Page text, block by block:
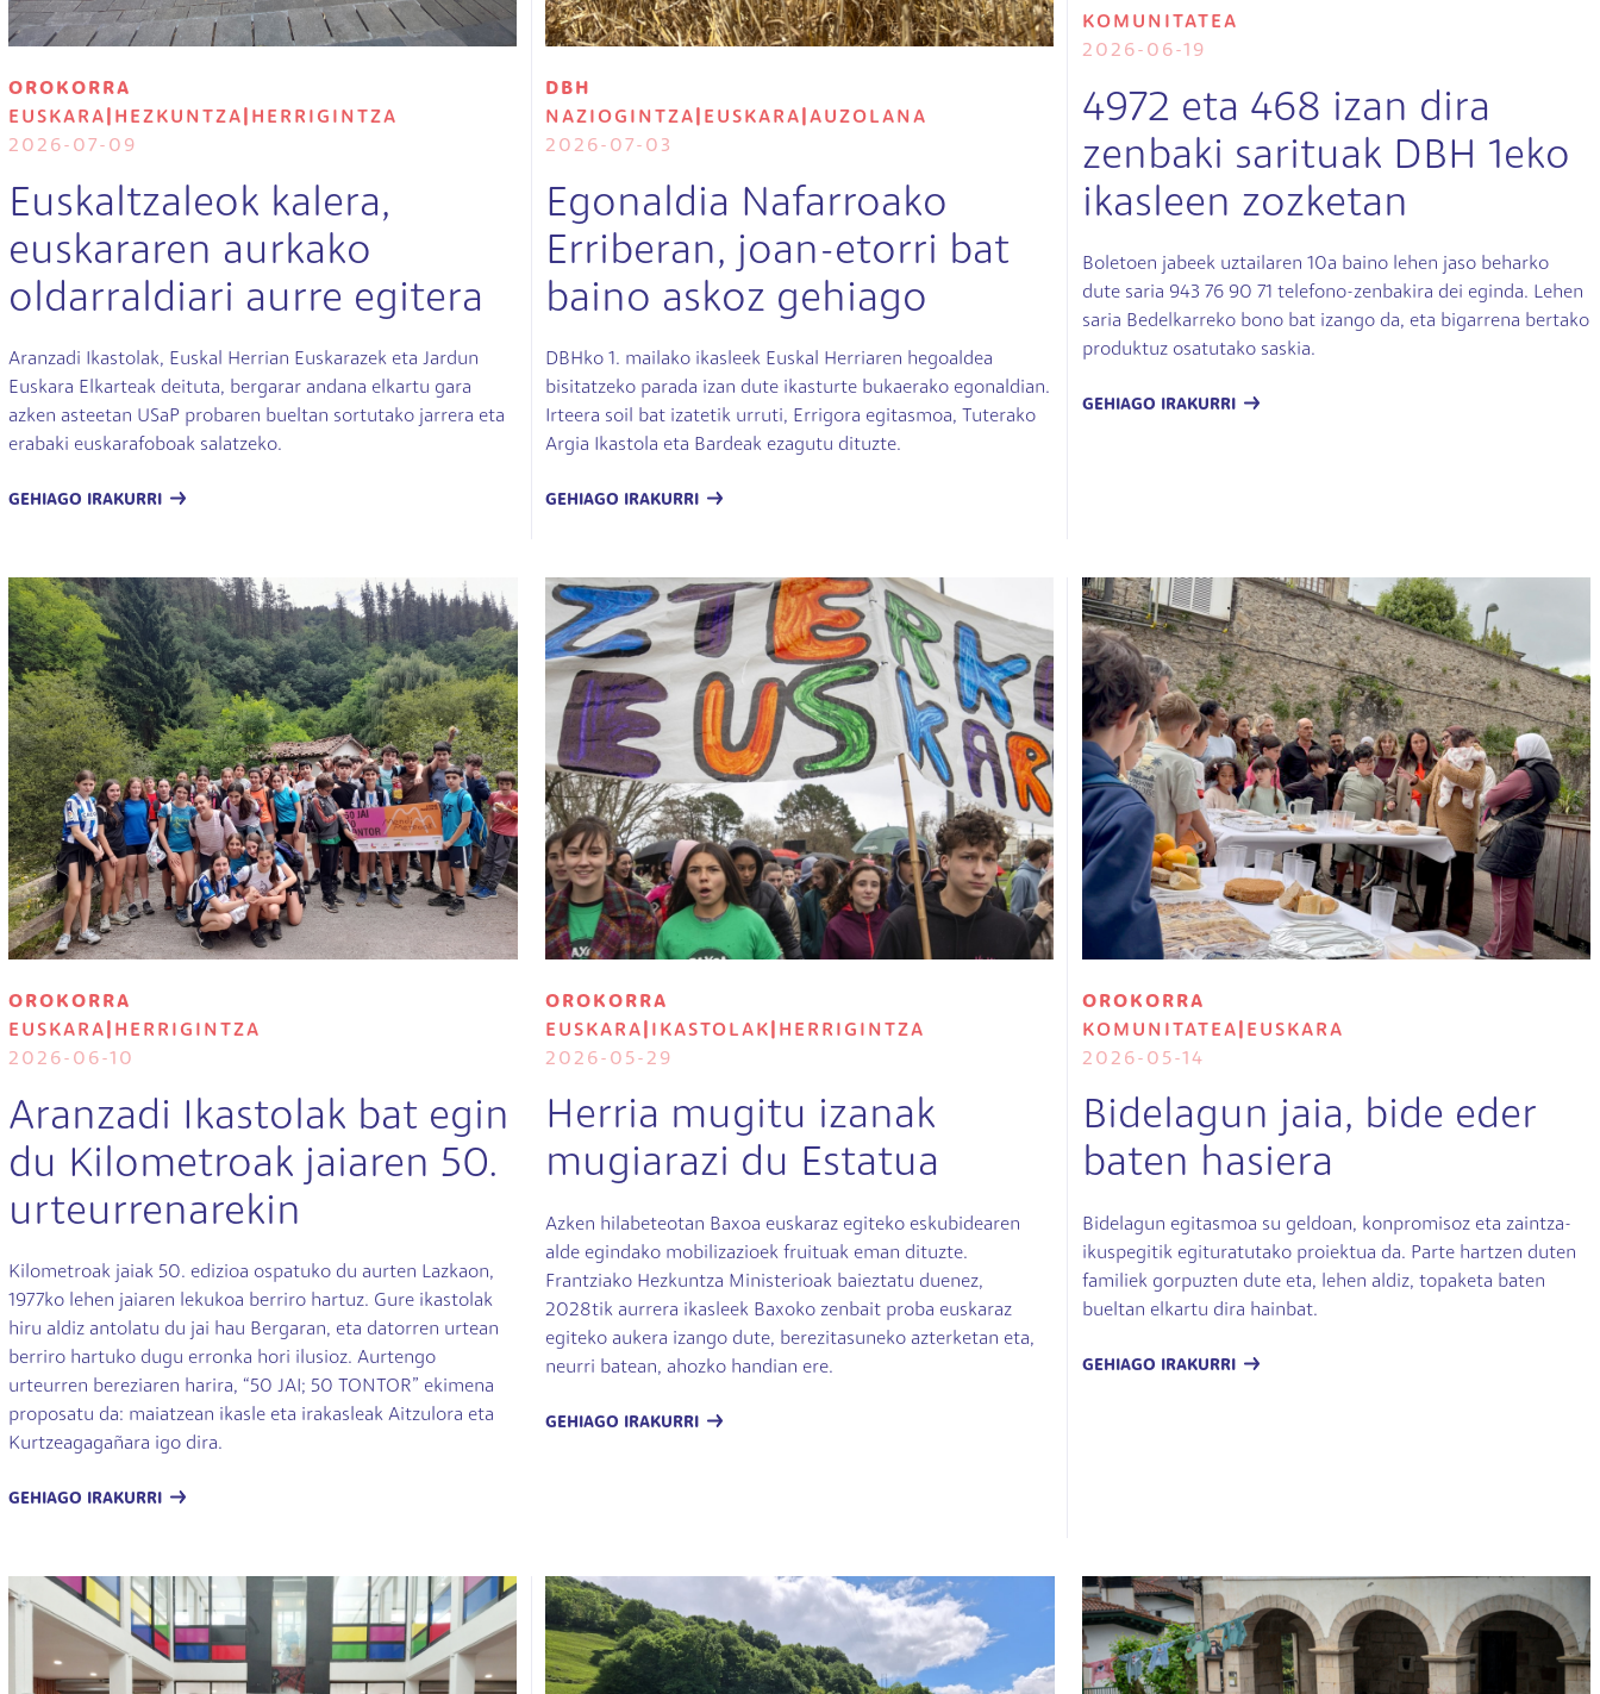
OROKORRA
EUSKARA
HEZKUNTZA
HERRIGINTZA
2026-07-09
Euskaltzaleok kalera,
euskararen aurkako
oldarraldiari aurre egitera
Aranzadi Ikastolak, Euskal Herrian Euskarazek eta Jardun
Euskara Elkarteak deituta, bergarar andana elkartu gara
azken asteetan USaP probaren bueltan sortutako jarrera eta
erabaki euskarafoboak salatzeko.
GEHIAGO IRAKURRI
DBH
NAZIOGINTZA
EUSKARA AUZOLANA
2026-07-03
Egonaldia Nafarroako
Erriberan, joan-etorri bat
baino askoz gehiago
DBHko 1. mailako ikasleek Euskal Herriaren hegoaldea
bisitatzeko parada izan dute ikasturte bukaerako egonaldian.
Irteera soil bat izatetik urruti, Errigora egitasmoa, Tuterako
Argia Ikastola eta Bardeak ezagutu dituzte.
GEHIAGO IRAKURRI
KOMUNITATEA
2026-06-19
4972 eta 468 izan dira
zenbaki sarituak DBH 1eko
ikasleen zozketan
Boletoen jabeek uztailaren 10a baino lehen jaso beharko
dute saria 943 76 90 71 telefono-zenbakira dei eginda. Lehen
saria Bedelkarreko bono bat izango da, eta bigarrena bertako
produktuz osatutako saskia.
GEHIAGO IRAKURRI
Irudia
OROKORRA
EUSKARA
HERRIGINTZA
2026-06-10
Aranzadi Ikastolak bat egin
du Kilometroak jaiaren 50.
urteurrenarekin
Kilometroak jaiak 50. edizioa ospatuko du aurten Lazkaon,
1977ko lehen jaiaren lekukoa berriro hartuz. Gure ikastolak
hiru aldiz antolatu du jai hau Bergaran, eta datorren urtean
berriro hartuko dugu erronka hori ilusioz. Aurtengo
urteurren bereziaren harira, “50 JAI; 50 TONTOR” ekimena
proposatu da: maiatzean ikasle eta irakasleak Aitzulora eta
Kurtzeagagañara igo dira.
GEHIAGO IRAKURRI
Irudia
OROKORRA
EUSKARA
IKASTOLAK
HERRIGINTZA
2026-05-29
Herria mugitu izanak
mugiarazi du Estatua
Azken hilabeteotan Baxoa euskaraz egiteko eskubidearen
alde egindako mobilizazioek fruituak eman dituzte.
Frantziako Hezkuntza Ministerioak baieztatu duenez,
2028tik aurrera ikasleek Baxoko zenbait proba euskaraz
egiteko aukera izango dute, berezitasuneko azterketan eta,
neurri batean, ahozko handian ere.
GEHIAGO IRAKURRI
Irudia
OROKORRA
KOMUNITATEA
EUSKARA
2026-05-14
Bidelagun jaia, bide eder
baten hasiera
Bidelagun egitasmoa su geldoan, konpromisoz eta zaintza-
ikuspegitik egituratutako proiektua da. Parte hartzen duten
familiek gorpuzten dute eta, lehen aldiz, topaketa baten
bueltan elkartu dira hainbat.
GEHIAGO IRAKURRI
Irudia Irudia Irudia